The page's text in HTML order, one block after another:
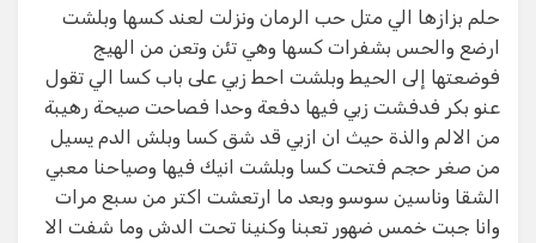
حلم بزازها الي متل حب الرمان ونزلت لعند كسها وبلشت
ارضع والحس بشفرات كسها وهي تئن وتعن من الهيج
فوضعتها إلى الحيط وبلشت احط زبي على باب كسا الي تقول
عنو بكر فدفشت زبي فيها دفعة وحدا فصاحت صيحة رهيبة
من الالم والذة حيث ان ازبي قد شق كسا وبلش الدم يسيل
من صغر حجم فتحت كسا وبلشت انيك فيها وصياحنا معبي
الشقا وناسين سوسو وبعد ما ارتعشت اكتر من سبع مرات
وانا جبت خمس ضهور تعبنا وكنينا تحت الدش وما شفت الا